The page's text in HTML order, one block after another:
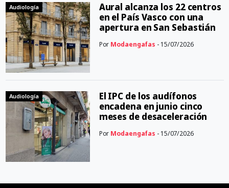
Audiología
Aural alcanza los 22 centros
en el País Vasco con una
apertura en San Sebastián
Por Modaengafas - 15/07/2026
Audiología
El IPC de los audífonos
encadena en junio cinco
meses de desaceleración
Por Modaengafas - 15/07/2026